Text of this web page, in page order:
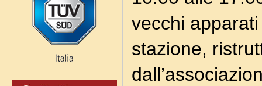
vecchi
stazione,